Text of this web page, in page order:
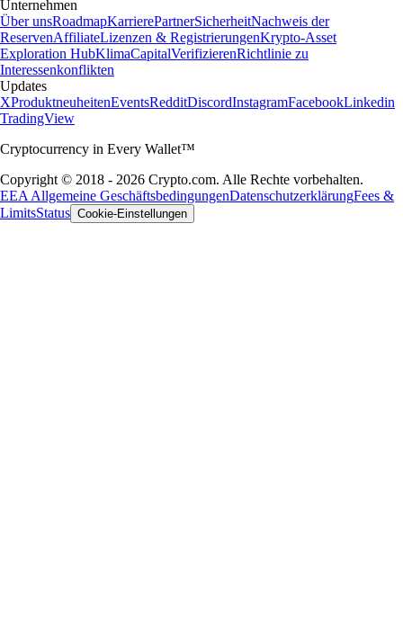
Unternehmen
Über unsRoadmapKarrierePartnerSicherheitNachweis der
ReservenAffiliateLizenzen & RegistrierungenKrypto-Asset
Exploration HubKlimaCapitalVerifizierenRichtlinie zu
Interessenkonflikten
Updates
XProduktneuheitenEventsRedditDiscordInstagramFacebookLinkedin
TradingView
Cryptocurrency in Every Wallet™
Copyright © 2018 - 2026 Crypto.com. Alle Rechte vorbehalten.
EEA Allgemeine GeschäftsbedingungenDatenschutzerklärungFees &
LimitsStatus Cookie-Einstellungen